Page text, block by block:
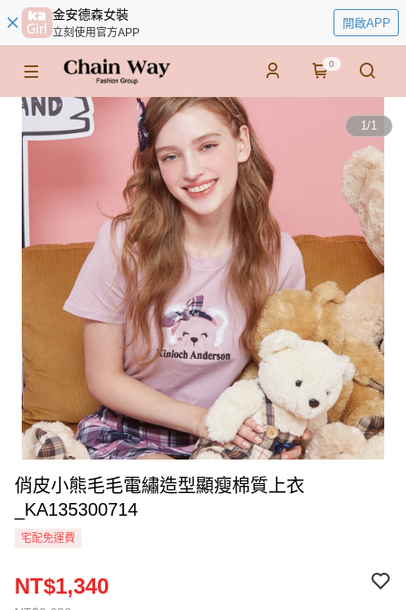
金安德森女裝
立刻使用官方APP
開啟APP
0
1/1
俏皮小熊毛毛電繡造型顯瘦棉質上衣
_KA135300714
宅配免運費
NT$1,340